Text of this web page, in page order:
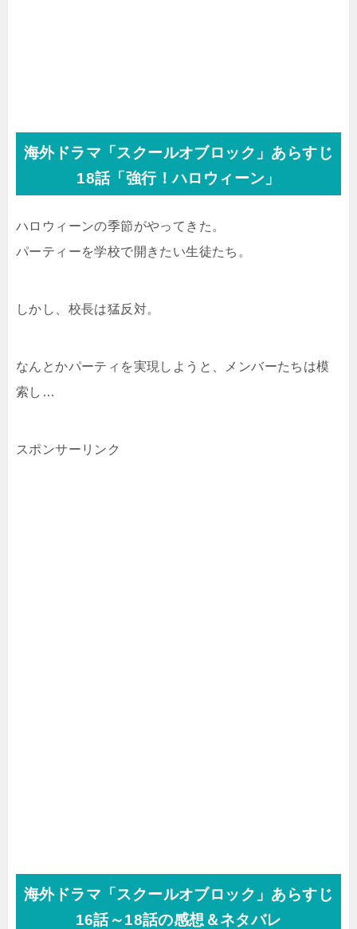
海外ドラマ「スクールオブロック」あらすじ
18話「強行！ハロウィーン」
ハロウィーンの季節がやってきた。
パーティーを学校で開きたい生徒たち。
しかし、校長は猛反対。
なんとかパーティを実現しようと、メンバーたちは模
索し…
スポンサーリンク
海外ドラマ「スクールオブロック」あらすじ
16話～18話の感想＆ネタバレ